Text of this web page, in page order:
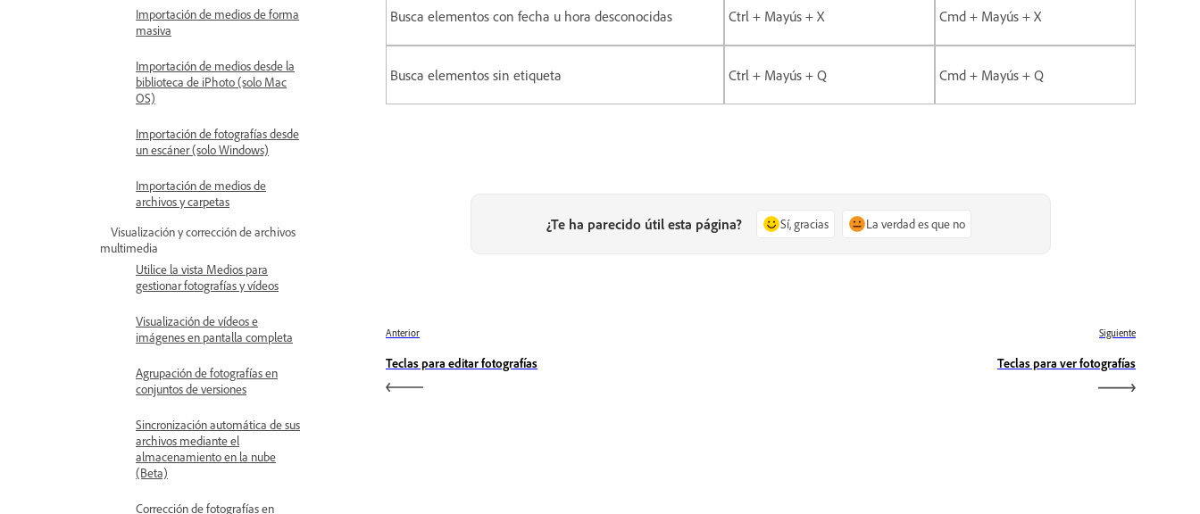
Importación de medios de forma
masiva
Importación de medios desde la
biblioteca de iPhoto (solo Mac
OS)
Importación de fotografías desde
un escáner (solo Windows)
Importación de medios de
archivos y carpetas
Visualización y corrección de archivos
multimedia
Utilice la vista Medios para
gestionar fotografías y vídeos
Visualización de vídeos e
imágenes en pantalla completa
Agrupación de fotografías en
conjuntos de versiones
Sincronización automática de sus
archivos mediante el
almacenamiento en la nube
(Beta)
Corrección de fotografías en
Busca elementos con fecha u hora desconocidas Ctrl + Mayús + X Cmd + Mayús + X
Busca elementos sin etiqueta Ctrl + Mayús + Q Cmd + Mayús + Q
¿Te ha parecido útil esta página? Sí, gracias La verdad es que no
Anterior
Teclas para editar fotografías
Siguiente
Teclas para ver fotografías